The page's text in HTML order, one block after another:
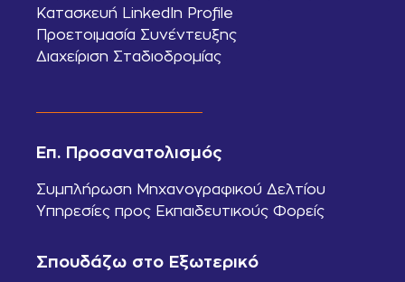
Κατασκευή LinkedIn Profile
Προετοιμασία Συνέντευξης
Διαχείριση Σταδιοδρομίας
Επ. Προσανατολισμός
Συμπλήρωση Μηχανογραφικού Δελτίου
Υπηρεσίες προς Εκπαιδευτικούς Φορείς
Σπουδάζω στο Εξωτερικό